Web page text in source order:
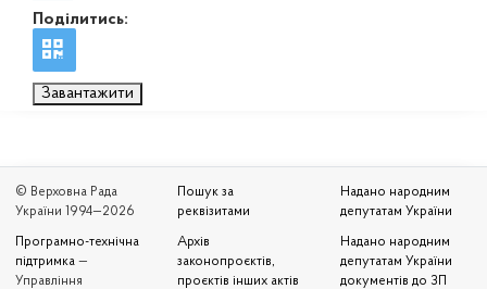
Поділитись:
Завантажити
© Верховна Рада
України 1994—2026
Програмно-технічна
підтримка —
Управління
Пошук за
реквізитами
Архів
законопроєктів,
проєктів інших актів
Надано народним
депутатам України
Надано народним
депутатам України
документів до ЗП